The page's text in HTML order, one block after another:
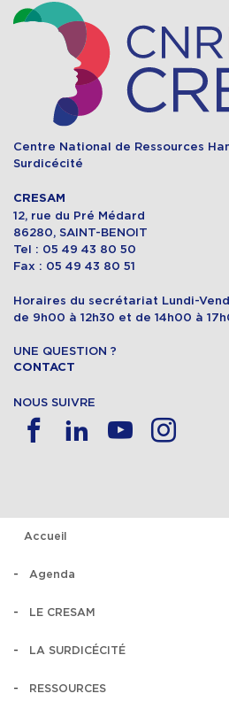
Centre National de Ressources
Surdicécité
CRESAM
12, rue du Pré Médard
86280, SAINT-BENOIT
Tel : 05 49 43 80 50
Fax : 05 49 43 80 51
Horaires du secrétariat Lundi-
de 9h00 à 12h30 et de 14h00 à
UNE QUESTION ?
CONTACT
NOUS SUIVRE
Accueil
Agenda
LE CRESAM
LA SURDICÉCITÉ
RESSOURCES